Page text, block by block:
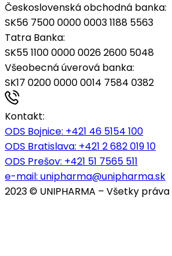
Československá obchodná banka:
SK56 7500 0000 0003 1188 5563
Tatra Banka:
SK55 1100 0000 0026 2600 5048
Všeobecná úverová banka:
SK17 0200 0000 0014 7584 0382
Kontakt:
ODS Bojnice: +421 46 5154 100
ODS Bratislava: +421 2 682 019 10
ODS Prešov: +421 51 7565 511
e-mail: unipharma@unipharma.sk
2023 © UNIPHARMA – Všetky